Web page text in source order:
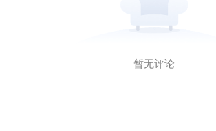
暂无评论